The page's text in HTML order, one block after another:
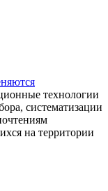
технологии
систематизации
на территории